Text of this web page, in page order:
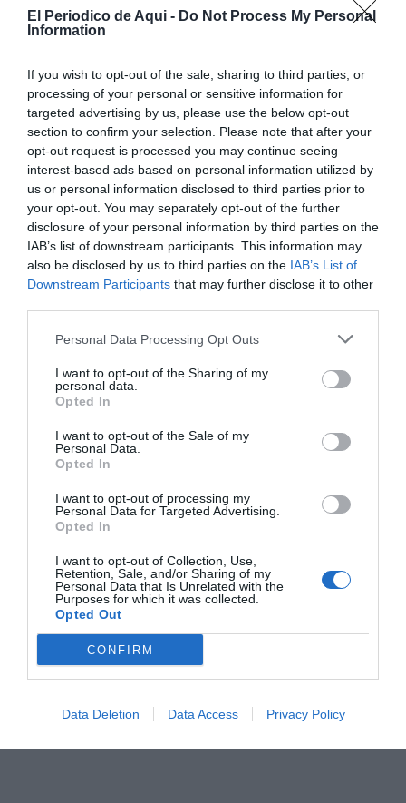
El Periodico de Aqui - Do Not Process My Personal
Information
If you wish to opt-out of the sale, sharing to third parties, or
processing of your personal or sensitive information for
targeted advertising by us, please use the below opt-out
section to confirm your selection. Please note that after your
opt-out request is processed you may continue seeing
interest-based ads based on personal information utilized by
us or personal information disclosed to third parties prior to
your opt-out. You may separately opt-out of the further
disclosure of your personal information by third parties on the
IAB’s list of downstream participants. This information may
also be disclosed by us to third parties on the IAB’s List of
Downstream Participants that may further disclose it to other
Personal Data Processing Opt Outs
I want to opt-out of the Sharing of my
personal data.
Opted In
I want to opt-out of the Sale of my
Personal Data.
Opted In
I want to opt-out of processing my
Personal Data for Targeted Advertising.
Opted In
I want to opt-out of Collection, Use,
Retention, Sale, and/or Sharing of my
Personal Data that Is Unrelated with the
Purposes for which it was collected.
Opted Out
CONFIRM
Data Deletion Data Access Privacy Policy
Warbucks: César García; Grace: Bea Bori; Rooster:
David Marques; Lily: Yolanda Narbón; Bundies: J. Luis
Carmen y Pablo Cervera; Ariadna y Patricia Gómez;
Pablo Garcia; Daniela Merino; Carla y Julia Llavata;
Natxo Benavent; Salva y Nuria José; Gimena y Pelayo
Marqués; Alexandra Navarrete; África y Luna Gil.
Presidente: Josemi Gómez; Bert: Salva Llavata; Boylan
Sisters: Mariola Cervera; Gloria Fernández, Bárbara
Martínez; Policía. José Manuel Marqués.